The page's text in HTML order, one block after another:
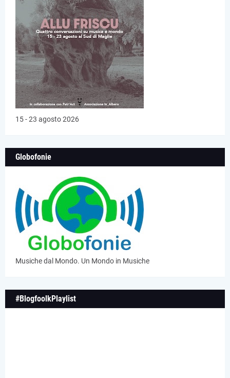
15 - 23 agosto 2026
Globofonie
Musiche dal Mondo. Un Mondo in Musiche
#BlogfoolkPlaylist